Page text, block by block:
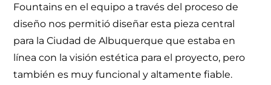
Fountains en el equipo a través del proceso de
diseño nos permitió diseñar esta pieza central
para la Ciudad de Albuquerque que estaba en
línea con la visión estética para el proyecto, pero
también es muy funcional y altamente fiable.